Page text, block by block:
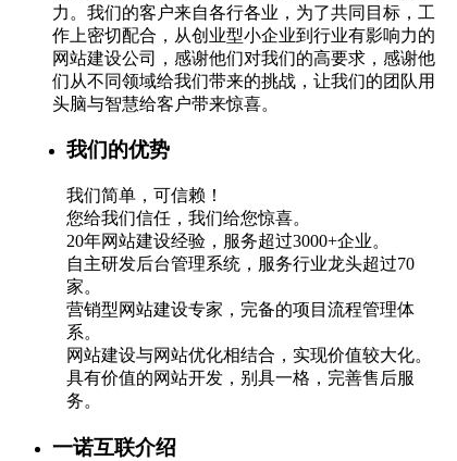
力。我们的客户来自各行各业，为了共同目标，工
作上密切配合，从创业型小企业到行业有影响力的
网站建设公司，感谢他们对我们的高要求，感谢他
们从不同领域给我们带来的挑战，让我们的团队用
头脑与智慧给客户带来惊喜。
我们的优势
我们简单，可信赖！
您给我们信任，我们给您惊喜。
20年网站建设经验，服务超过3000+企业。
自主研发后台管理系统，服务行业龙头超过70
家。
营销型网站建设专家，完备的项目流程管理体
系。
网站建设与网站优化相结合，实现价值较大化。
具有价值的网站开发，别具一格，完善售后服
务。
一诺互联介绍